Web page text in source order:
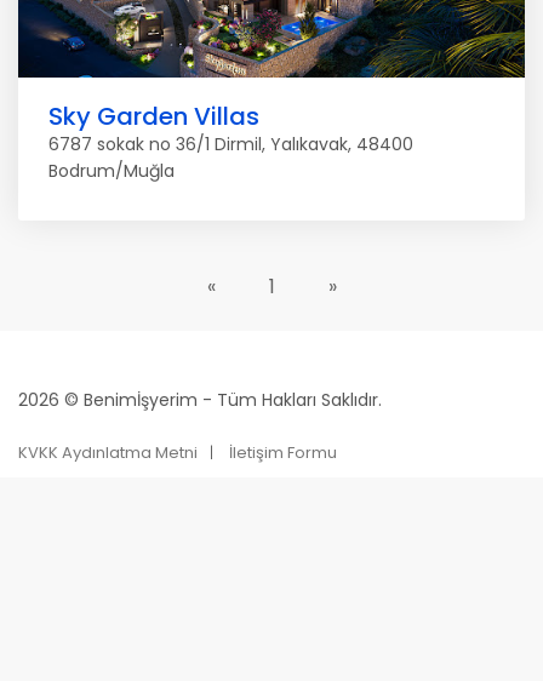
Sky Garden Villas
6787 sokak no 36/1 Dirmil, Yalıkavak, 48400
Bodrum/Muğla
« 1 »
2026 © Benimİşyerim - Tüm Hakları Saklıdır.
KVKK Aydınlatma Metni İletişim Formu